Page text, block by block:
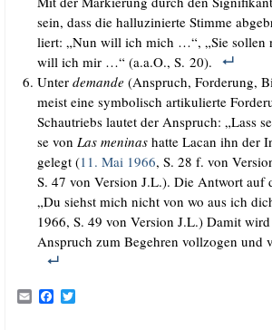
sein, dass die hal­lu­zi­nier­te Stim­me
liert: „Nun will ich mich …“, „Sie sol­len
will ich mir …“ (a.a.O., S. 20).
Unterdeman­de(Anspruch, For­de­rung,
meist eine sym­bo­lisch arti­ku­lier­te
Schau­­triebs lau­tet der Anspruch: „Lass
se von Las meni­nas hat­te Lacan ihn der
gelegt (11. Mai 1966, S. 28 f. von
S. 47 von Ver­si­on J.L.). Die Ant­wort auf
„Du siehst mich nicht von wo aus ich
1966, S. 49 von Ver­si­on J.L.) Damit
Anspruch zum Begeh­ren voll­zo­gen und
E F T